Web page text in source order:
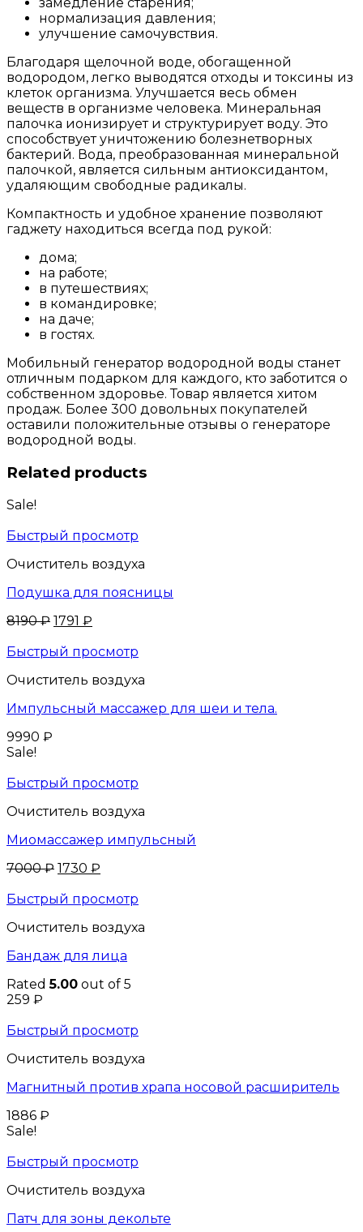
нормализация давления;
улучшение самочувствия.
Благодаря щелочной воде, обогащенной
водородом, легко выводятся отходы и токсины из
клеток организма. Улучшается весь обмен
веществ в организме человека. Минеральная
палочка ионизирует и структурирует воду. Это
способствует уничтожению болезнетворных
бактерий. Вода, преобразованная минеральной
палочкой, является сильным антиоксидантом,
удаляющим свободные радикалы.
Компактность и удобное хранение позволяют
гаджету находиться всегда под рукой:
дома;
на работе;
в путешествиях;
в командировке;
на даче;
в гостях.
Мобильный генератор водородной воды станет
отличным подарком для каждого, кто заботится о
собственном здоровье. Товар является хитом
продаж. Более 300 довольных покупателей
оставили положительные отзывы о генераторе
водородной воды.
Related products
Sale!
Быстрый просмотр
Очиститель воздуха
Подушка для поясницы
8190₽ 1791 ₽
Быстрый просмотр
Очиститель воздуха
Импульсный массажер для шеи и тела.
9990 ₽
Sale!
Быстрый просмотр
Очиститель воздуха
Миомассажер импульсный
7000₽ 1730 ₽
Быстрый просмотр
Очиститель воздуха
Бандаж для лица
Rated5.00 out of 5
259 ₽
Быстрый просмотр
Очиститель воздуха
Магнитный против храпа носовой расширитель
1886 ₽
Sale!
Быстрый просмотр
Очиститель воздуха
Патч для зоны декольте